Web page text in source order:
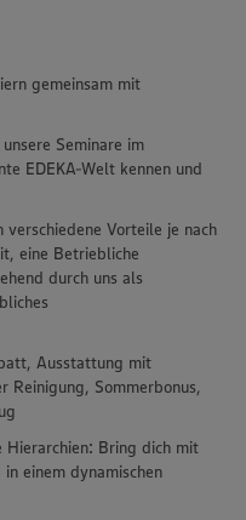
gemeinsam mit
Seminare im
EDEKA-Welt kennen und
Vorteile je nach
eine Betriebliche
durch uns als
Ausstattung mit
Reinigung, Sommerbonus,
Bring dich mit
einem dynamischen